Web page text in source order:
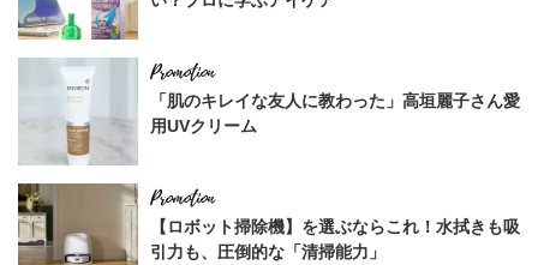
「肌のキレイな友人に教わった」高垣麗子さん愛
用UVクリーム
【ロボット掃除機】を選ぶならこれ！水拭きも吸
引力も、圧倒的な「清掃能力」